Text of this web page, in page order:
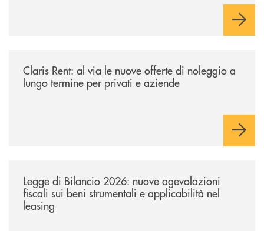
Claris Rent: al via le nuove offerte di noleggio a
lungo termine per privati e aziende
Legge di Bilancio 2026: nuove agevolazioni
fiscali sui beni strumentali e applicabilità nel
leasing